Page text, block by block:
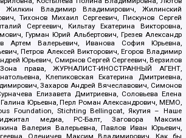
Жилкин Владимир Владимирович, Жилинский
Тихонов Михаил Сергеевич, Пискунов Сергей
Сергеевич, Кильтау Екатерина Викторовна,
Гурман Юрий Альбертович, Грезев Александр
Артем Валерьевич, Иванова София Юрьевна,
Петров Алексей Викторович, Егоров Владимир
Юрьевич, Смирнов Сергей Сергеевич, Верзилов
права, ЖУРНАЛИСТ-ИНОСТРАННЫЙ АГЕНТ,
Клепиковская Екатерина Дмитриевна,
Захаров Андрей Вячеславович, Симонов
Елизавета Дмитриевна, Соловьева Елена
Юрьевна, Перл Роман Александрович, МЕМО,
Foundation, Stichting Bellingcat, Якутия – Наше
медиа, РС-Балт, Заговора Максим
Валерия Валерьевна, Павлов Иван Юрьевич,
Оленичев Максим Владимирович, Как бы